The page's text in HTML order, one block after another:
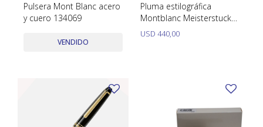
Pulsera Mont Blanc acero
y cuero 134069
VENDIDO
Pluma estilográfica
Montblanc Meisterstuck
usada con caja y papeles
USD 440,00
ROLEX